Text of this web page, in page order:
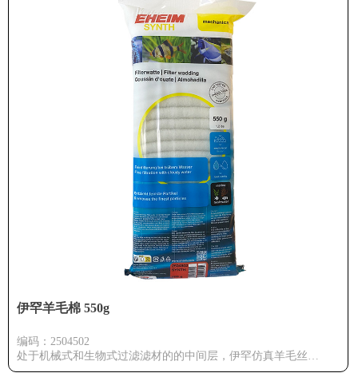
伊罕羊毛棉 550g
编码：2504502
处于机械式和生物式过滤滤材的的中间层，伊罕仿真羊毛丝
(EHEIM SYNTH)是一种精细过滤的前置过滤材料